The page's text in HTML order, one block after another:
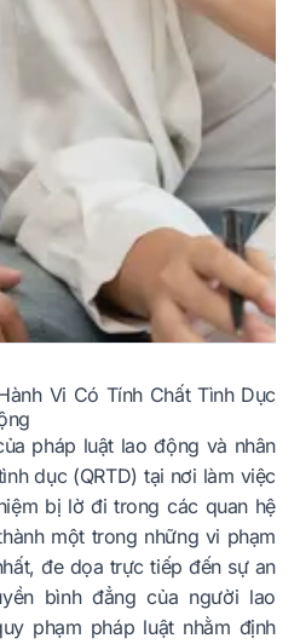
Vi Có Tính Chất Tình Dục
pháp luật lao động và nhân
dục (QRTD) tại nơi làm việc
bị lờ đi trong các quan hệ
một trong những vi phạm
đe dọa trực tiếp đến sự an
bình đẳng của người lao
phạm pháp luật nhằm định